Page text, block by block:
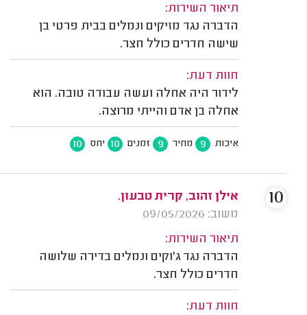
תיאור השירות:
הדברה נגד מזיקים ונמלים בבית פרטי בן
שישה חדרים כולל חצר.
חוות דעת:
לידור היה אחלה ועשה עבודה טובה. הוא
אחלה בן אדם והייתי מרוצה.
איכות 9 מחיר 9 זמנים 10 יחס 10
אילן זהוב, קרית טבעון.
משוב: 09/05/2026
תיאור השירות:
הדברה נגד ג'וקים ונמלים בדירה שלושה
חדרים כולל חצר.
חוות דעת:
10